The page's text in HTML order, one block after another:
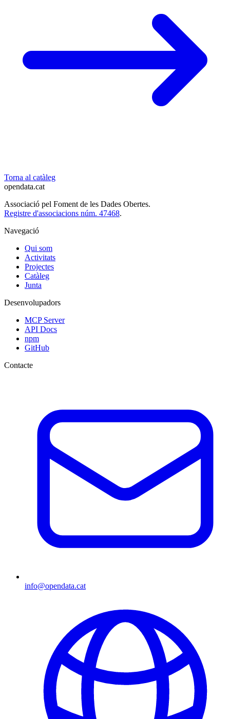
Torna al catàleg
opendata.cat
Associació pel Foment de les Dades Obertes.
Registre d'associacions núm. 47468.
Navegació
Qui som
Activitats
Projectes
Catàleg
Junta
Desenvolupadors
MCP Server
API Docs
npm
GitHub
Contacte
info@opendata.cat